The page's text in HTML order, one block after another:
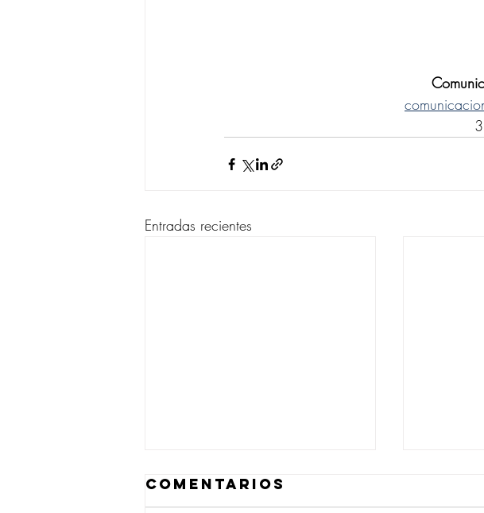
Entradas recientes
Comentarios